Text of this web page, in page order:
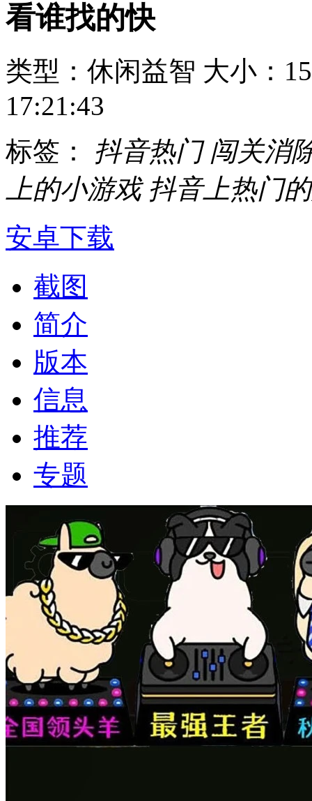
看谁找的快
类型：休闲益智 大小：
17:21:43
标签： 抖音热门 闯关消
上的小游戏 抖音上热门
安卓下载
截图
简介
版本
信息
推荐
专题